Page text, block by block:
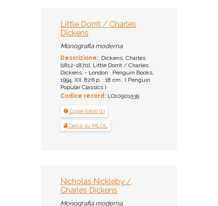
Little Dorrit / Charles
Dickens
Monografia moderna
Descrizione: Dickens, Charles
[1812-1870]. Little Dorrit / Charles
Dickens. - London : Penguin Books,
1994. XII, 826 p. ; 18 cm.. ( Penguin
Popular Classics )
Codice record: LO10901539
Copie totali (1)
Cerca su MLOL
Nicholas Nickleby /
Charles Dickens
Monografia moderna